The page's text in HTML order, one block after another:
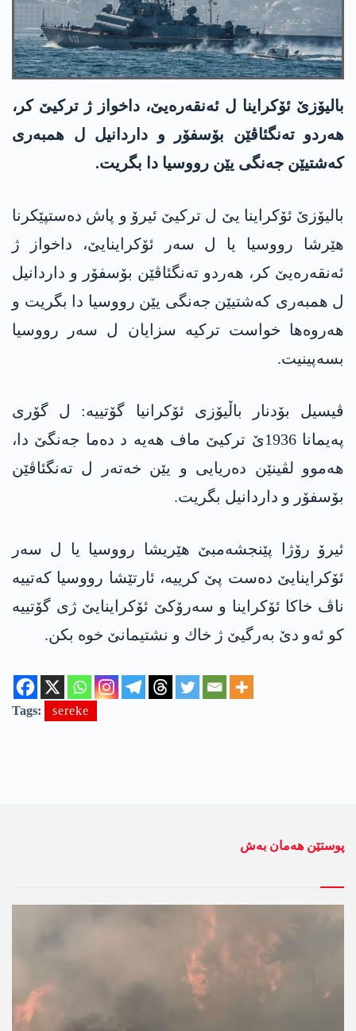
بالیۆزێ ئۆكراینا ل ئه‌نقه‌ره‌یێ، داخواز ژ تركیێ كر،
هه‌ردو ته‌نگئاڤێن بۆسفۆر و داردانیل ل همبه‌ری
كه‌شتیێن جه‌نگی یێن رووسیا دا بگریت.
بالیۆزێ ئۆكراینا یێ ل تركیێ ئیرۆ و پاش ده‌ستپێكرنا
هێرشا رووسیا یا ل سه‌ر ئۆكراینایێ، داخواز ژ
ئه‌نقه‌ره‌یێ كر، هه‌ردو ته‌نگئاڤێن بۆسفۆر و داردانیل
ل همبه‌ری كه‌شتیێن جه‌نگی یێن رووسیا دا بگریت و
هه‌روه‌ها خواست تركیه‌ سزایان ل سه‌ر رووسیا
بسه‌پینیت.
ڤیسیل بۆدنار باڵیۆزی ئۆکرانیا گۆتییه‌: ل گۆری
په‌یمانا 1936ێ تركیێ ماف هه‌یه‌ د ده‌ما جه‌نگێ دا،
هه‌موو لڤینێن ده‌ریایی و یێن خه‌ته‌ر ل ته‌نگئاڤێن
بۆسفۆر و داردانیل بگریت.
ئیرۆ رۆژا پێنجشه‌مبێ هێریشا رووسیا یا ل سه‌ر
ئۆكراینایێ ده‌ست پێ كرییه‌، ئارتێشا رووسیا كه‌تییه‌
ناڤ خاكا ئۆكراینا و سه‌رۆكێ ئۆكراینایێ ژی گۆتییه‌
كو ئه‌و دێ به‌رگیێ ژ خاك و نشتیمانێ خوه‌ بكن.
Tags: sereke
پوستێن ھەمان بەش